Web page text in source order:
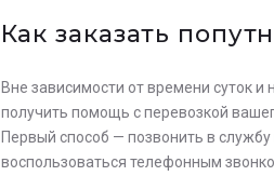
Как заказать
Вне зависимости от времени суток
получить помощь с перевозкой
Первый способ — позвонить в
воспользоваться телефонным